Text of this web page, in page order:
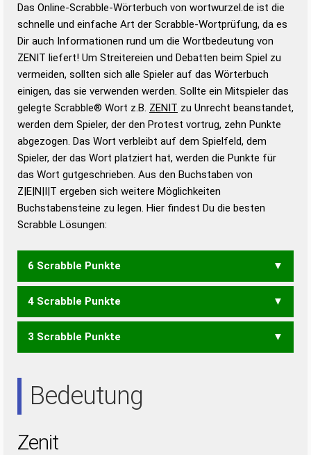
Wortwurzel liefert mit Hilfe eines semantischen
Wortanalyse-Algorithmus gute Anhaltspunkte zu
Wortbedeutung, Worttrennung und Wortform, um die
Gültigkeit eines Wortes für das Scrabble-Spiel zu
bestimmen!
zugelassene Turnier Scrabble-
Wörterbücher sind:
Duden – Standardwerk in 12 Bänden
Duden – Richtiges und gutes
Deutsch
Duden – Die deutsche Grammatik
Duden – Deutsches
Das Online-Scrabble-Wörterbuch von wortwurzel.de ist die
schnelle und einfache Art der Scrabble-Wortprüfung, da es
Dir auch Informationen rund um die Wortbedeutung von
ZENIT liefert! Um Streitereien und Debatten beim Spiel zu
vermeiden, sollten sich alle Spieler auf das Wörterbuch
einigen, das sie verwenden werden. Sollte ein Mitspieler das
gelegte Scrabble® Wort z.B. ZENIT zu Unrecht beanstandet,
werden dem Spieler, der den Protest vortrug, zehn Punkte
abgezogen. Das Wort verbleibt auf dem Spielfeld, dem
Spieler, der das Wort platziert hat, werden die Punkte für
das Wort gutgeschrieben. Aus den Buchstaben von
Z|E|N|I|T ergeben sich weitere Möglichkeiten
Buchstabensteine zu legen. Hier findest Du die besten
Scrabble Lösungen:
6 Scrabble Punkte
NETZ ZEIT ZENT
4 Scrabble Punkte
EINT NIET TEIN
3 Scrabble Punkte
Bedeutung
Zenit